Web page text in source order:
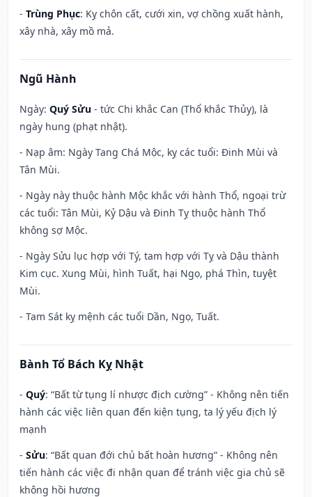
- Trùng Phục: Kỵ chôn cất, cưới xin, vợ chồng xuất hành,
xây nhà, xây mồ mả.
Ngũ Hành
Ngày: Quý Sửu - tức Chi khắc Can (Thổ khắc Thủy), là
ngày hung (phạt nhật).
- Nạp âm: Ngày Tang Chá Mộc, kỵ các tuổi: Đinh Mùi và
Tân Mùi.
- Ngày này thuộc hành Mộc khắc với hành Thổ, ngoại trừ
các tuổi: Tân Mùi, Kỷ Dậu và Đinh Tỵ thuộc hành Thổ
không sợ Mộc.
- Ngày Sửu lục hợp với Tý, tam hợp với Tỵ và Dậu thành
Kim cục. Xung Mùi, hình Tuất, hại Ngọ, phá Thìn, tuyệt
Mùi.
- Tam Sát kỵ mệnh các tuổi Dần, Ngọ, Tuất.
Bành Tổ Bách Kỵ Nhật
- Quý: “Bất từ tụng lí nhược địch cường” - Không nên tiến
hành các việc liên quan đến kiện tụng, ta lý yếu địch lý
mạnh
- Sửu: “Bất quan đới chủ bất hoàn hương” - Không nên
tiến hành các việc đi nhận quan để tránh việc gia chủ sẽ
không hồi hương